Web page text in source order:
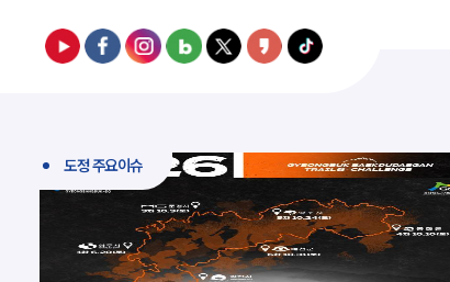
도정 주요이슈